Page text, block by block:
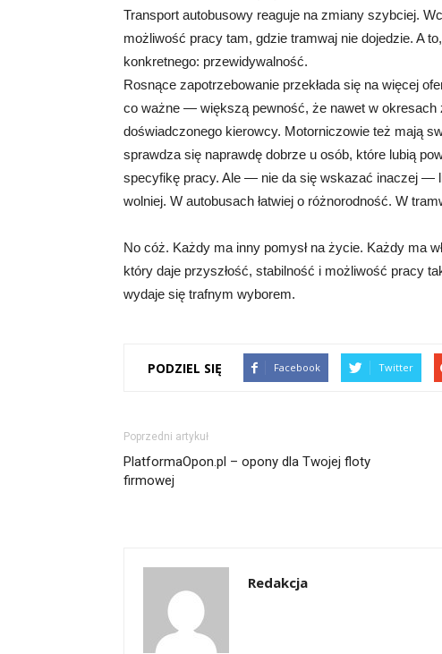
Transport autobusowy reaguje na zmiany szybciej.
możliwość pracy tam, gdzie tramwaj nie dojedzie. A
konkretnego: przewidywalność.
Rosnące zapotrzebowanie przekłada się na więcej
co ważne — większą pewność, że nawet w okresach
doświadczonego kierowcy. Motorniczowie też mają
sprawdza się naprawdę dobrze u osób, które lubią
specyfikę pracy. Ale — nie da się wskazać inaczej —
wolniej. W autobusach łatwiej o różnorodność. W
No cóż. Każdy ma inny pomysł na życie. Każdy ma
który daje przyszłość, stabilność i możliwość pracy
wydaje się trafnym wyborem.
PODZIEL SIĘ Facebook Twitter
Poprzedni artykuł
PlatformaOpon.pl – opony dla Twojej floty
firmowej
Redakcja